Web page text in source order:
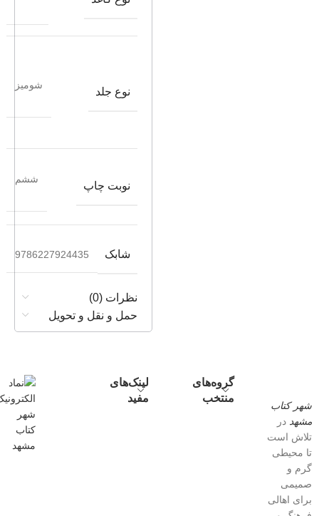
نوع جلد
شومیز
نوبت چاپ
ششم
شابک 9786227924435
نظرات (0)
حمل و نقل و تحویل
شهر کتاب
مشهد در
تلاش است
تا محیطی
گرم و
صمیمی
برای اهالی
گروه‌های
منتخب
لینک‌های
مفید